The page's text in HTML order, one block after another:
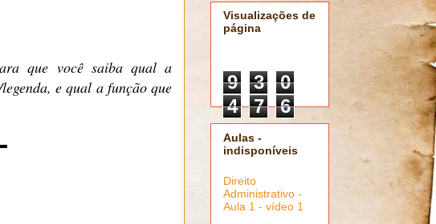
que você saiba qual a
e qual a função que
Visualizações de
página
9 3
0
4
7 6
Aulas -
indisponíveis
Direito
Administrativo -
Aula 1 - vídeo 1